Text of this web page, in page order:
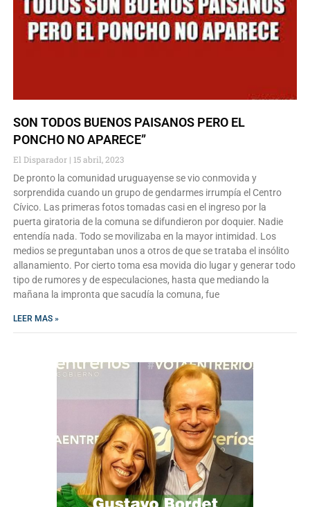
SON TODOS BUENOS PAISANOS PERO EL
PONCHO NO APARECE”
El Disparador
15 abril, 2023
De pronto la comunidad uruguayense se vio conmovida y
sorprendida cuando un grupo de gendarmes irrumpía el Centro
Cívico. Las primeras fotos tomadas casi en el ingreso por la
puerta giratoria de la comuna se difundieron por doquier. Nadie
entendía nada. Todo se movilizaba en la mayor intimidad. Los
medios se preguntaban unos a otros de que se trataba el insólito
allanamiento. Por cierto toma esa movida dio lugar y generar todo
tipo de rumores y de especulaciones, hasta que mediando la
mañana la impronta que sacudía la comuna, fue
LEER MAS »